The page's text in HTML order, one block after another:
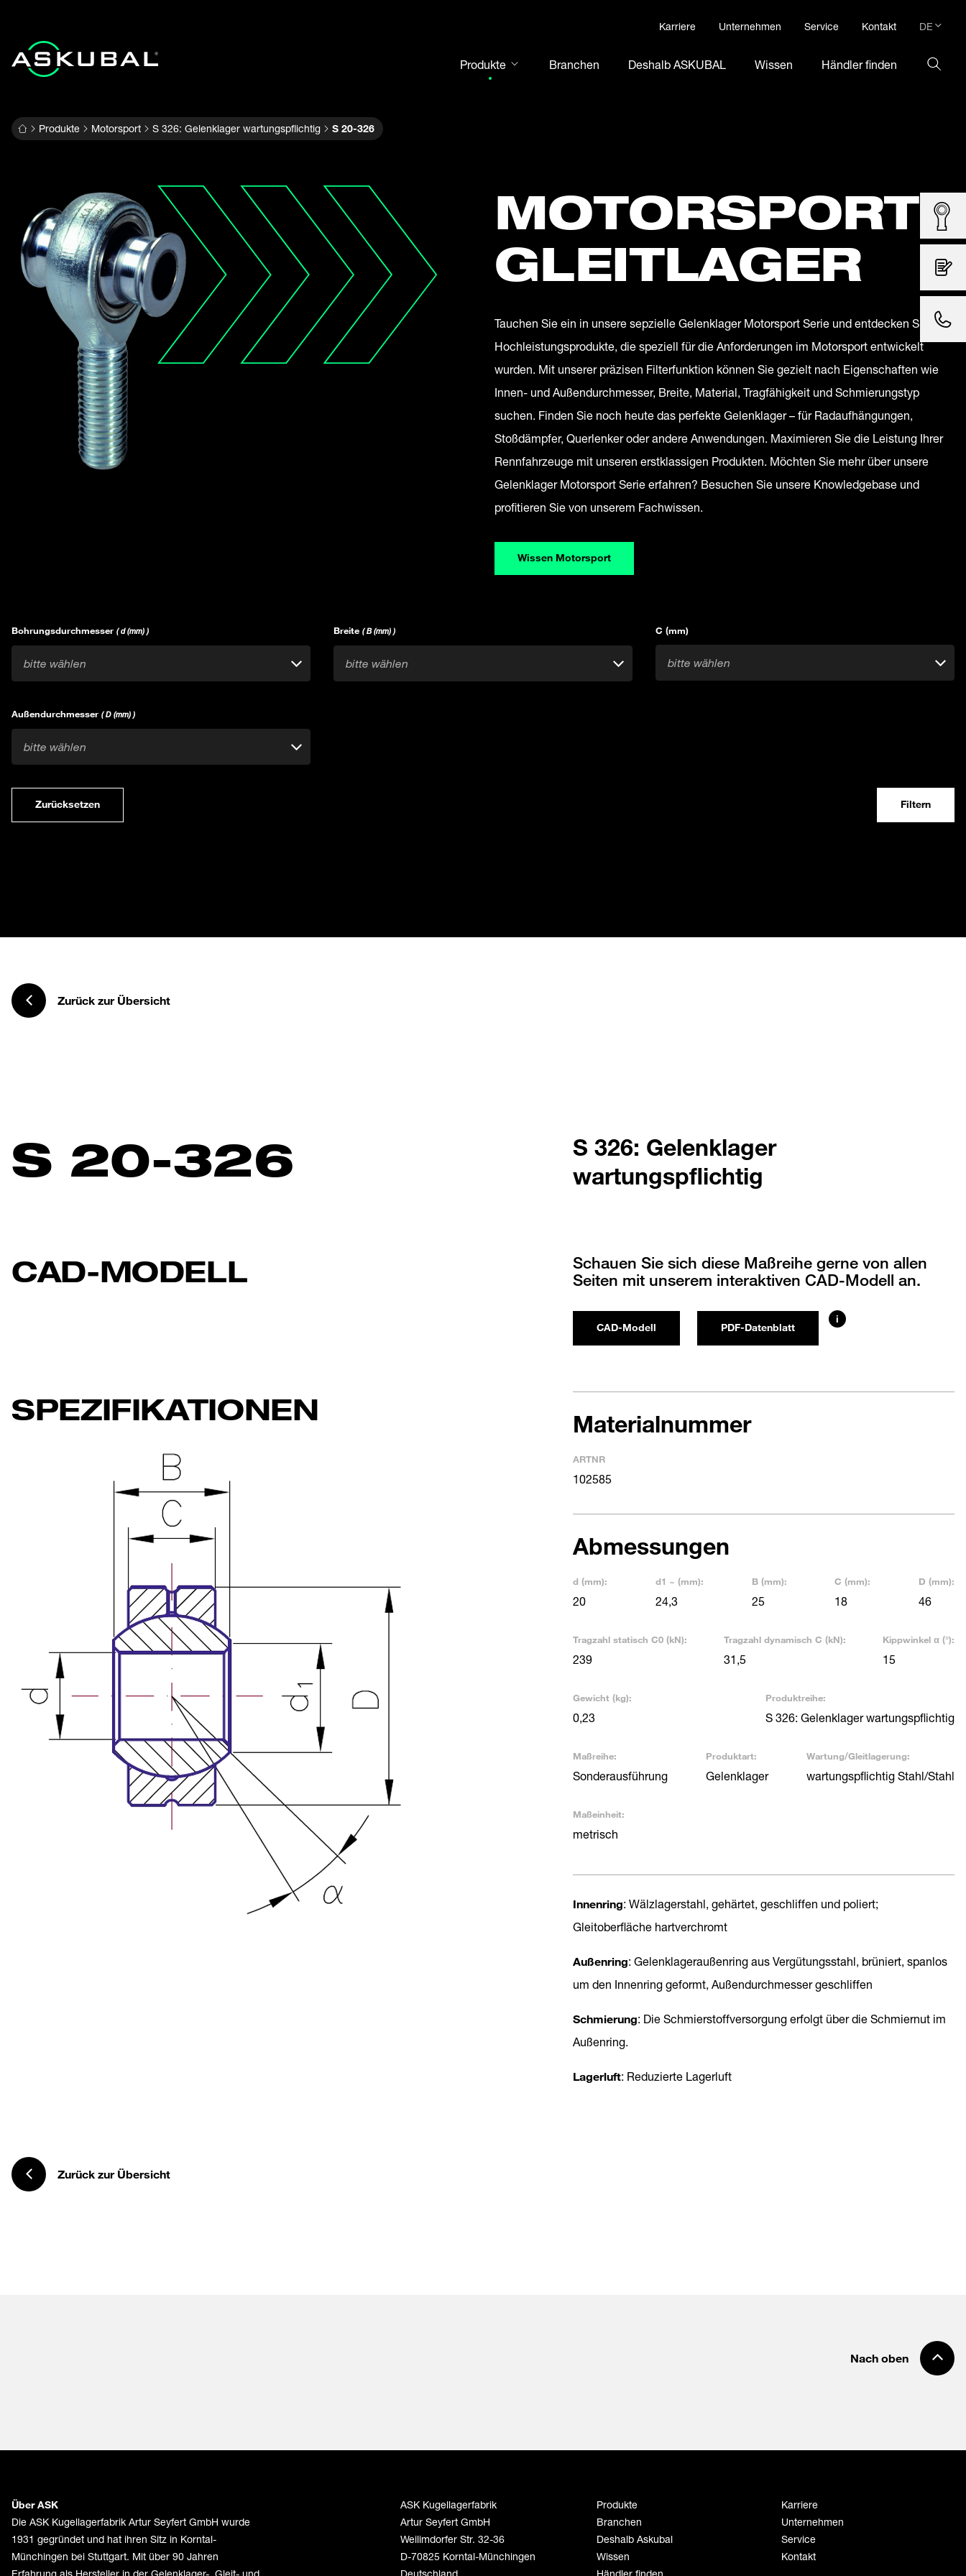
Karriere Unternehmen Service Kontakt DE
DE
Produkte
Gelenklager
Gehäuseeinheiten
Kurven- und Stützrollen
Welle-Nabe-Verbindungen
Gabelköpfe und Bolzen
Stahlkugeln
Branchen Deshalb ASKUBAL Wissen Händler finden
Produkte Motorsport S 326: Gelenklager wartungspflichtig S 20-326
MOTORSPORT
GLEITLAGER
Tauchen Sie ein in unsere sepzielle Gelenklager Motorsport Serie und entdecken Sie
Hochleistungsprodukte, die speziell für die Anforderungen im Motorsport entwickelt
wurden. Mit unserer präzisen Filterfunktion können Sie gezielt nach Eigenschaften wie
Innen- und Außendurchmesser, Breite, Material, Tragfähigkeit und Schmierungstyp
suchen. Finden Sie noch heute das perfekte Gelenklager – für Radaufhängungen,
Stoßdämpfer, Querlenker oder andere Anwendungen. Maximieren Sie die Leistung Ihrer
Rennfahrzeuge mit unseren erstklassigen Produkten. Möchten Sie mehr über unsere
Gelenklager Motorsport Serie erfahren? Besuchen Sie unsere Knowledgebase und
profitieren Sie von unserem Fachwissen.
Wissen Motorsport
Bohrungsdurchmesser ( d (mm) )
bitte wählen
Breite ( B (mm) )
bitte wählen
C (mm)
bitte wählen
Außendurchmesser ( D (mm) )
bitte wählen
Zurücksetzen Filtern
Zurück zur Übersicht
S 20-326
S 326: Gelenklager
wartungspflichtig
CAD-MODELL
Schauen Sie sich diese Maßreihe gerne von allen
Seiten mit unserem interaktiven CAD-Modell an.
CAD-Modell PDF-Datenblatt
i
SPEZIFIKATIONEN Materialnummer
ARTNR
102585
Abmessungen
d (mm):
20
d1 ~ (mm):
24,3
B (mm):
25
C (mm):
18
D (mm):
46
Tragzahl statisch C0 (kN):
239
Tragzahl dynamisch C (kN):
31,5
Kippwinkel α (°):
15
Gewicht (kg):
0,23
Produktreihe:
S 326: Gelenklager wartungspflichtig
Maßreihe:
Sonderausführung
Produktart:
Gelenklager
Wartung/Gleitlagerung:
wartungspflichtig Stahl/Stahl
Maßeinheit:
metrisch
Innenring: Wälzlagerstahl, gehärtet, geschliffen und poliert;
Gleitoberfläche hartverchromt
Außenring: Gelenklageraußenring aus Vergütungsstahl, brüniert, spanlos
um den Innenring geformt, Außendurchmesser geschliffen
Schmierung: Die Schmierstoffversorgung erfolgt über die Schmiernut im
Außenring.
Lagerluft: Reduzierte Lagerluft
Zurück zur Übersicht
Nach oben
Über ASK
Die ASK Kugellagerfabrik Artur Seyfert GmbH wurde
1931 gegründet und hat ihren Sitz in Korntal-
Münchingen bei Stuttgart. Mit über 90 Jahren
Erfahrung als Hersteller in der Gelenklager-, Gleit- und
ASK Kugellagerfabrik
Artur Seyfert GmbH
Weilimdorfer Str. 32-36
D-70825 Korntal-Münchingen
Deutschland
Produkte
Branchen
Deshalb Askubal
Wissen
Händler finden
Karriere
Unternehmen
Service
Kontakt